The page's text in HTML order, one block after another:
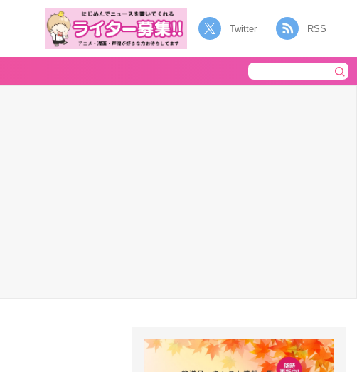
Twitter RSS